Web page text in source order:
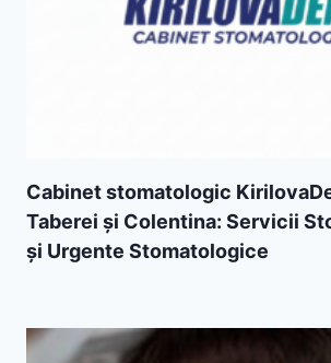
Cabinet stomatologic
Taberei și Colentina: Servicii
și Urgente Stomatologice